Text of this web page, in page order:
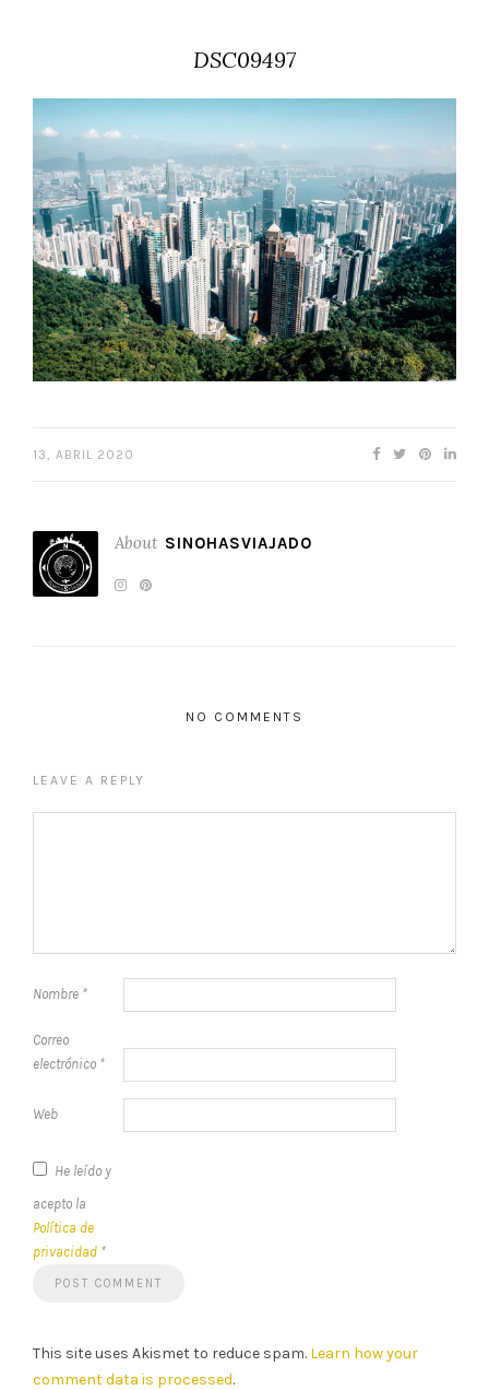
DSC09497
13, ABRIL 2020
About SINOHASVIAJADO
NO COMMENTS
LEAVE A REPLY
Nombre *
Correo
electrónico *
Web
He leído y
acepto la
Política de
privacidad *
This site uses Akismet to reduce spam. Learn how your
comment data is processed.